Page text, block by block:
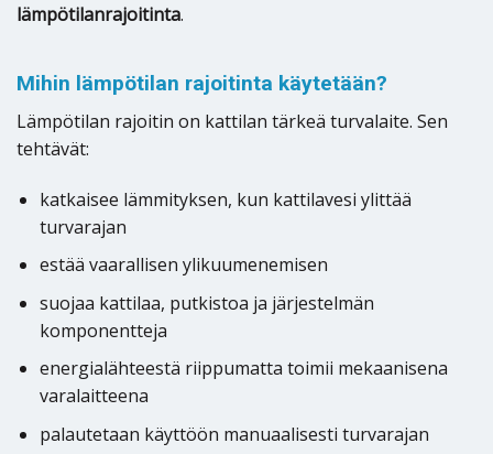
lämpötilanrajoitinta.
Mihin lämpötilan rajoitinta käytetään?
Lämpötilan rajoitin on kattilan tärkeä turvalaite. Sen
tehtävät:
katkaisee lämmityksen, kun kattilavesi ylittää
turvarajan
estää vaarallisen ylikuumenemisen
suojaa kattilaa, putkistoa ja järjestelmän
komponentteja
energialähteestä riippumatta toimii mekaanisena
varalaitteena
palautetaan käyttöön manuaalisesti turvarajan